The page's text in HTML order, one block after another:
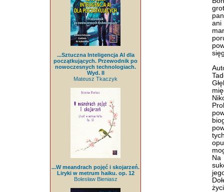
...Sztuczna Inteligencja AI dla
początkujących. Przewodnik po
nowoczesnych technologiach.
Wyd. II
Mateusz Tkaczyk
...W meandrach pojęć i skojarzeń.
Liryki w metrum haiku. op. 12
Bolesław Bieniasz
ani